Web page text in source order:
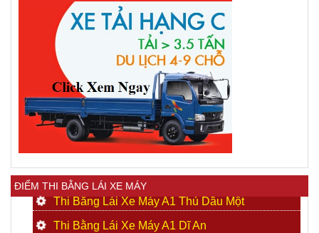
ĐIỂM THI BẰNG LÁI XE MÁY
Thi Bằng Lái Xe Máy A1 Thủ Dầu Một
Thi Bằng Lái Xe Máy A1 Dĩ An